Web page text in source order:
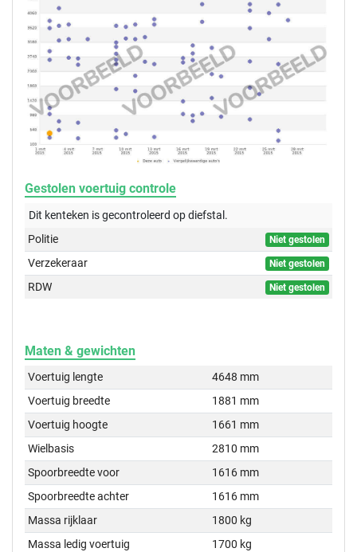
Gestolen voertuig controle
Dit kenteken is gecontroleerd opdiefstal.
Politie
Niet gestolen
Verzekeraar Niet gestolen
RDW Niet gestolen
Maten & gewichten
Voertuig lengte
4648 mm
Voertuig breedte
1881 mm
Voertuig hoogte
1661 mm
Wielbasis
2810 mm
Spoorbreedte voor
1616 mm
Spoorbreedte achter
1616 mm
Massa rijklaar
1800 kg
Massa ledig voertuig
1700 kg